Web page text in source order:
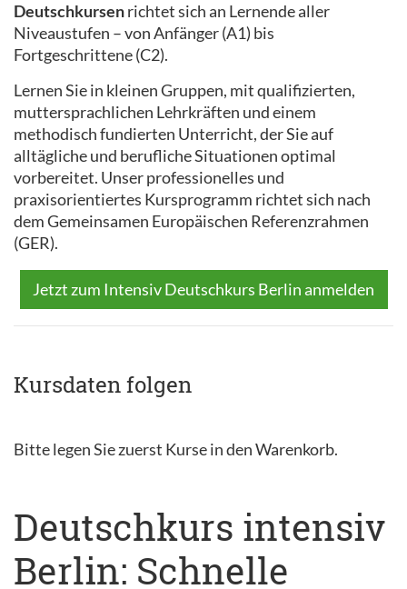
Deutschkursenrichtet sich an Lernende aller
Niveaustufen – von Anfänger (A1) bis
Fortgeschrittene (C2).
Lernen Sie in kleinen Gruppen, mit qualifizierten,
muttersprachlichen Lehrkräften und einem
methodisch fundierten Unterricht, der Sie auf
alltägliche und berufliche Situationen optimal
vorbereitet. Unser professionelles und
praxisorientiertes Kursprogramm richtet sich nach
dem Gemeinsamen Europäischen Referenzrahmen
(GER).
Jetzt zum Intensiv Deutschkurs Berlin anmelden
Kursdaten folgen
Bitte legen Sie zuerst Kurse in den Warenkorb.
Deutschkurs intensiv
Berlin: Schnelle